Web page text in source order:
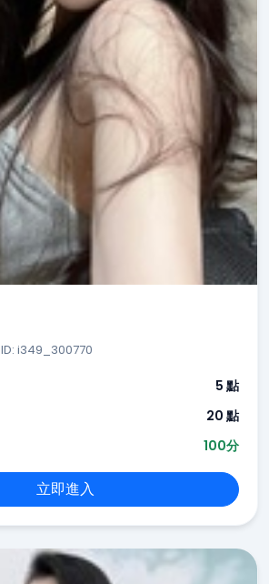
ID: i349_300770
5 點
20 點
100分
立即進入